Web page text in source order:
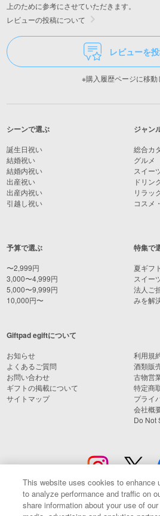
上のために参考にさせていただきます。
レビューの投稿について
レビューを
※購入履歴ページに移動
シーンで選ぶ
誕生日祝い
結婚祝い
結婚内祝い
出産祝い
出産内祝い
引越し祝い
予算で選ぶ
〜2,999円
3,000〜4,999円
5,000〜9,999円
10,000円〜
ジャン
総合カ
グルメ
スイー
ドリン
リラッ
コスメ
特集で
夏ギフ
スイー
法人ご
みを解
Giftpad egiftについて
お知らせ
よくあるご質問
お問い合わせ
ギフトの掲載について
サイトマップ
利用規
酒類販
古物営
特定商
プライ
会社概
Do Not
This website uses cookies to enhance
to analyze performance and traffic on
share information about your use of